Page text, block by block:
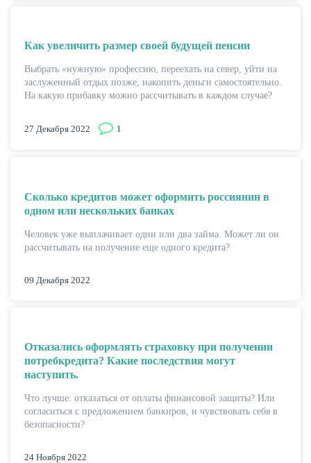
РЕЙТИНГ БАНКОВ
Как увеличить размер своей будущей пенсии
Выбрать «нужную» профессию, переехать на север, уйти на
заслуженный отдых позже, накопить деньги самостоятельно.
На какую прибавку можно рассчитывать в каждом случае?
27 Декабря 2022 1
Сколько кредитов может оформить россиянин в
одном или нескольких банках
Человек уже выплачивает один или два займа. Может ли он
рассчитывать на получение еще одного кредита?
09 Декабря 2022
Отказались оформлять страховку при получении
потребкредита? Какие последствия могут
наступить.
Что лучше: отказаться от оплаты финансовой защиты? Или
согласиться с предложением банкиров, и чувствовать себя в
безопасности?
24 Ноября 2022